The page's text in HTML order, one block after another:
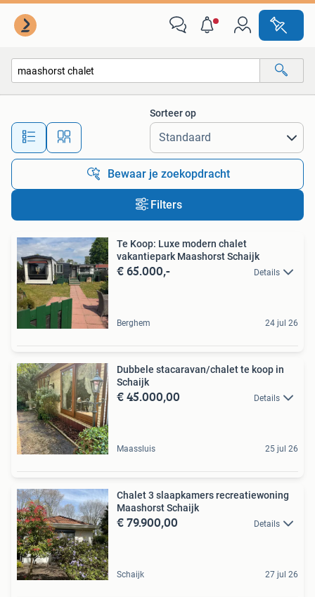
Alle afstanden…
Sorteer op
Bewaar je zoekopdracht
Filters
Te Koop: Luxe modern chalet
vakantiepark Maashorst Schaijk
€ 65.000,- Details
Berghem 24 jul 26
Dubbele stacaravan/chalet te koop in
Schaijk
€ 45.000,00 Details
Maassluis 25 jul 26
Chalet 3 slaapkamers recreatiewoning
Maashorst Schaijk
€ 79.900,00 Details
Schaijk 27 jul 26